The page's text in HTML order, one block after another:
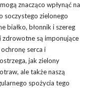
znacząco wpłynąć na
soczystego zielonego
białko, błonnik i szereg
zdrowotne są imponujące
serca i
jak zielony
ale także naszą
spożycia tego